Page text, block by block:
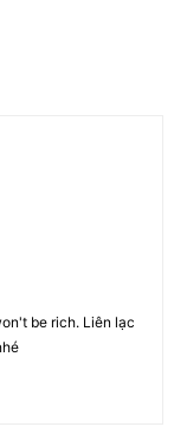
be rich. Liên lạc